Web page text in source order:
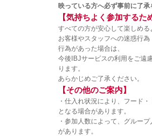
映っている方へ必ず事前に了承
【気持ちよく参加するた
すべての方が安心して楽しめる
お客様やスタッフへの迷惑行
行為があった場合は、
今後IBJサービスの利用をご遠
ります。
あらかじめご了承ください。
【その他のご案内】
・仕入れ状況により、フード
となる場合があります。
・参加人数によって、グルー
があります。